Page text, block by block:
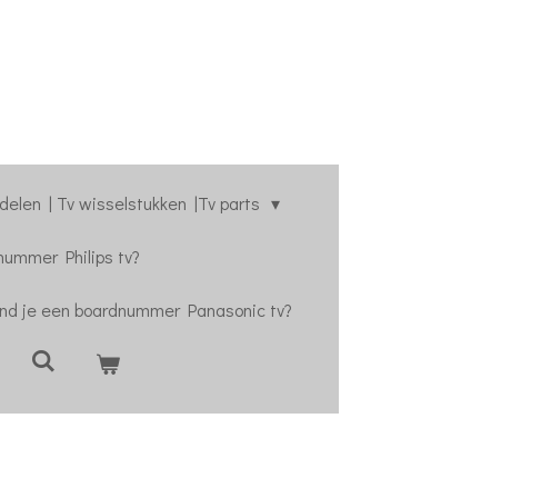
| Tv wisselstukken |Tv parts
Philips tv?
je een boardnummer Panasonic tv?